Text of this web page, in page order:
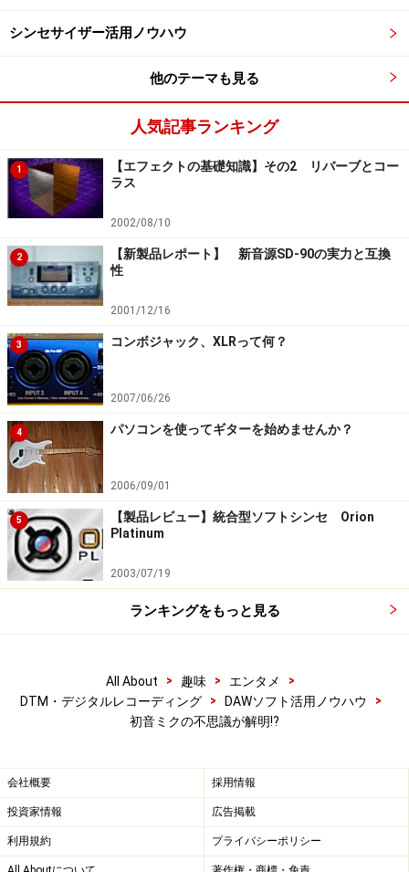
きたとのことです。
ちょうど、初音ミクに続く、キャラクター・ボーカル・
シリーズの第2弾、「鏡音リン・レン」の発売直前のタ
にも、周辺ツールを含め、いろいろな製品を企画してい
るようです。どんなものが登場してくるかは、2008年の
お楽しみですね。
※記事内容は執筆時点のものです。最新の内容をご確認くださ
い。
シンセサイザー活用ノウハウ
他のテーマも見る
人気記事ランキング
1
【エフェクトの基礎知識】その2 リバーブとコー
ラス
2002/08/10
2
【新製品レポート】 新音源SD-90の実力と互換
性
2001/12/16
3 コンボジャック、XLRって何？
2007/06/26
4 パソコンを使ってギターを始めませんか？
2006/09/01
5
【製品レビュー】統合型ソフトシンセ Orion
Platinum
2003/07/19
ランキングをもっと見る
All About > 趣味 > エンタメ
>
DTM・デジタルレコーディング
> DAWソフト活用ノウハウ
>
初音ミクの不思議が解明!?
会社概要 採用情報
投資家情報 広告掲載
利用規約 プライバシーポリシー